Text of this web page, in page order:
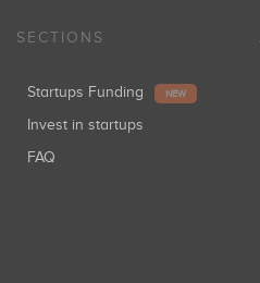
SECTIONS
Startups Funding NEW
Invest in startups
FAQ